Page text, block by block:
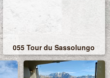
055 Tour du Sassolungo